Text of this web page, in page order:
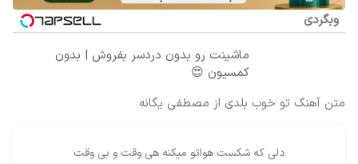
وبگردی
ماشینت رو بدون دردسر بفروش | بدون
کمسیون 😍
متن آهنگ تو خوب بلدی از مصطفی یگانه
دلی که شکست هواتو میکنه هی وقت و بی وقت